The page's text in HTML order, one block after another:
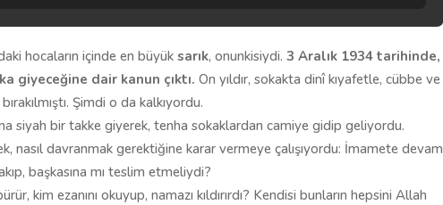
hocaların içinde en büyük sarık, onunkisiydi. 3 Aralık 1934 tarihinde,
giyeceğine dair kanun çıktı. On yıldır, sokakta dinî kıyafetle, cübbe ve
Şimdi o da kalkıyordu.
siyah bir takke giyerek, tenha sokaklardan camiye gidip geliyordu.
nasıl davranmak gerektiğine karar vermeye çalışıyordu: İmamete devam
başkasına mı teslim etmeliydi?
kim ezanını okuyup, namazı kıldırırdı? Kendisi bunların hepsini Allah